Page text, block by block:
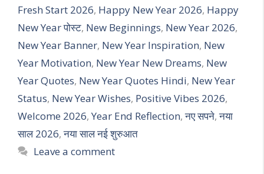
Fresh Start 2026, Happy New Year 2026, Happy
New Year पोस्ट, New Beginnings, New Year 2026,
New Year Banner, New Year Inspiration, New
Year Motivation, New Year New Dreams, New
Year Quotes, New Year Quotes Hindi, New Year
Status, New Year Wishes, Positive Vibes 2026,
Welcome 2026, Year End Reflection,नए सपने,नया
साल 2026,नया साल नई शुरुआत
Leave a comment